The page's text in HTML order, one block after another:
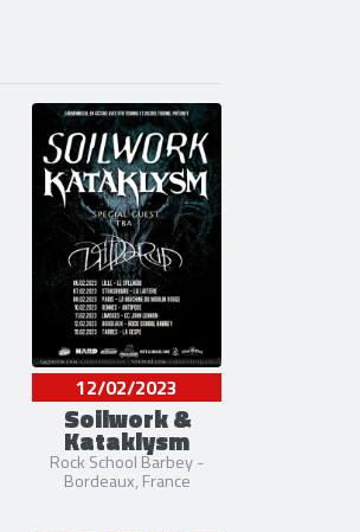
12/02/2023
Soilwork &
Kataklysm
Rock School Barbey -
Bordeaux, France